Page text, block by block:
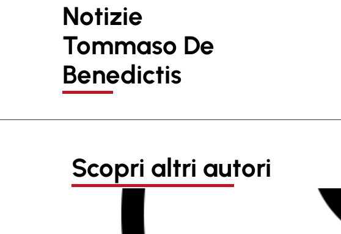
Notizie
Tommaso De
Benedictis
Scopri altri autori